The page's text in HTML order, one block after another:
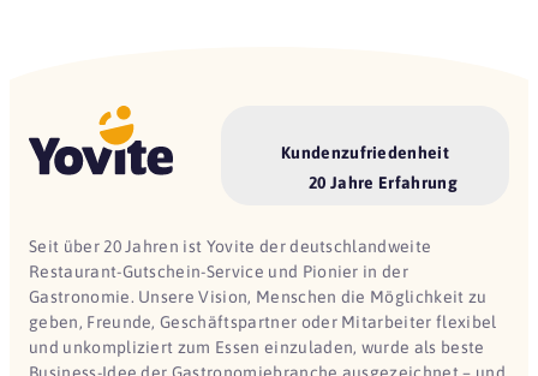
Kundenzufriedenheit
20 Jahre Erfahrung
Seit über 20 Jahren ist Yovite der deutschlandweite
Restaurant-Gutschein-Service und Pionier in der
Gastronomie. Unsere Vision, Menschen die Möglichkeit zu
geben, Freunde, Geschäftspartner oder Mitarbeiter flexibel
und unkompliziert zum Essen einzuladen, wurde als beste
Business-Idee der Gastronomiebranche ausgezeichnet – und